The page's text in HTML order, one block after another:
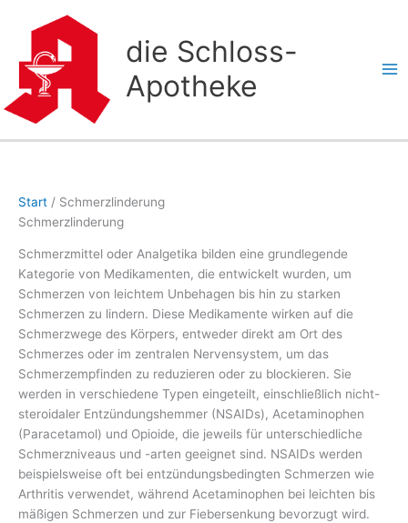
Inhalt
springen
die Schloss-
Apotheke
Start / Schmerzlinderung
Schmerzlinderung
Schmerzmittel oder Analgetika bilden eine grundlegende
Kategorie von Medikamenten, die entwickelt wurden, um
Schmerzen von leichtem Unbehagen bis hin zu starken
Schmerzen zu lindern. Diese Medikamente wirken auf die
Schmerzwege des Körpers, entweder direkt am Ort des
Schmerzes oder im zentralen Nervensystem, um das
Schmerzempfinden zu reduzieren oder zu blockieren. Sie
werden in verschiedene Typen eingeteilt, einschließlich nicht-
steroidaler Entzündungshemmer (NSAIDs), Acetaminophen
(Paracetamol) und Opioide, die jeweils für unterschiedliche
Schmerzniveaus und -arten geeignet sind. NSAIDs werden
beispielsweise oft bei entzündungsbedingten Schmerzen wie
Arthritis verwendet, während Acetaminophen bei leichten bis
mäßigen Schmerzen und zur Fiebersenkung bevorzugt wird.